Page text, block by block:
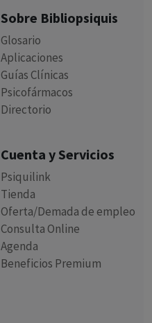
Sobre Bibliopsiquis
Glosario
Aplicaciones
Guías Clínicas
Psicofármacos
Directorio
Cuenta y Servicios
Psiquilink
Tienda
Oferta/Demada de empleo
Consulta Online
Agenda
Beneficios Premium